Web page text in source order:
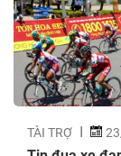
TÀI TRỢ